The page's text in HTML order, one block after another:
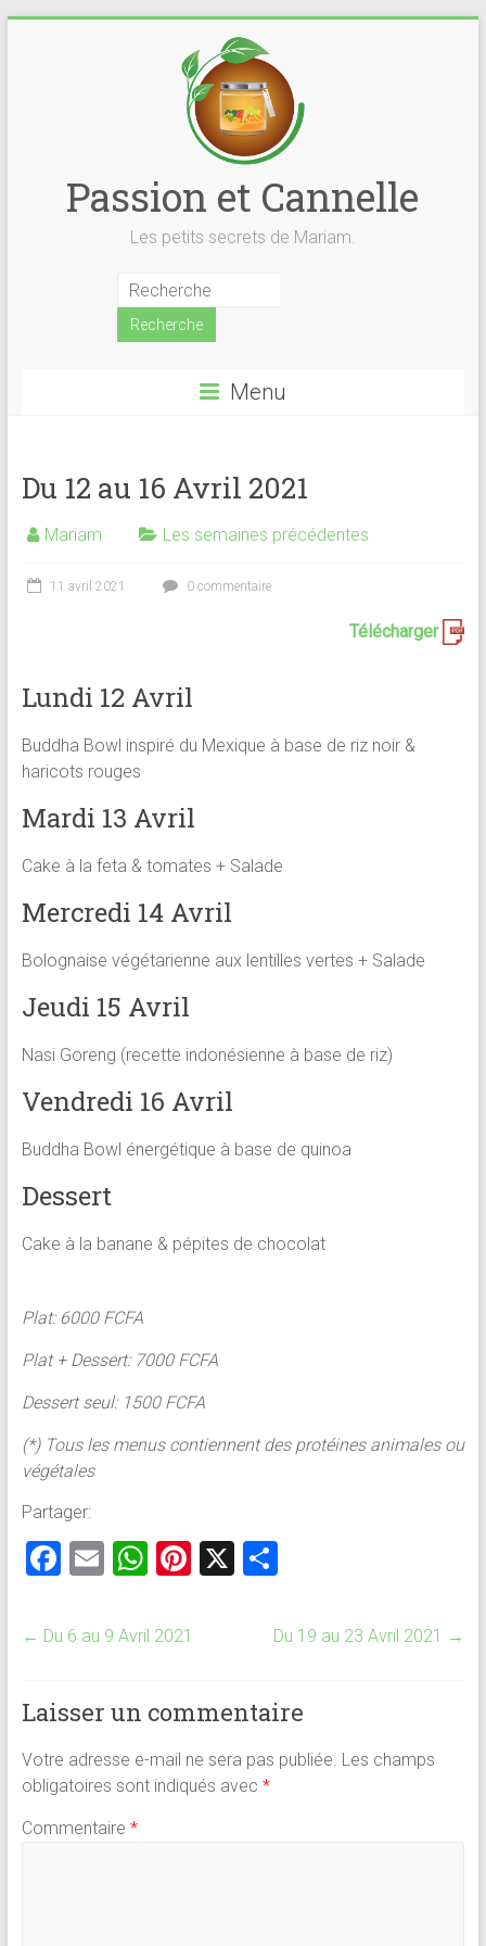
Passion et Cannelle
Les petits secrets de Mariam.
Menu
Du 12 au 16 Avril 2021
Mariam Les semaines précédentes
11 avril 2021 0 commentaire
Télécharger
Lundi 12 Avril
Buddha Bowl inspiré du Mexique à base de riz noir &
haricots rouges
Mardi 13 Avril
Cake à la feta & tomates + Salade
Mercredi 14 Avril
Bolognaise végétarienne aux lentilles vertes + Salade
Jeudi 15 Avril
Nasi Goreng (recette indonésienne à base de riz)
Vendredi 16 Avril
Buddha Bowl énergétique à base de quinoa
Dessert
Cake à la banane & pépites de chocolat
Plat: 6000 FCFA
Plat + Dessert: 7000 FCFA
Dessert seul: 1500 FCFA
(*) Tous les menus contiennent des protéines animales ou
végétales
Partager:
F
ce
o
ok
E
ai
W
at
A
p
p
Pi
t
X P
ta
er
← Du 6 au 9 Avril 2021 Du 19 au 23 Avril 2021 →
Laisser un commentaire
Votre adresse e-mail ne sera pas publiée. Les champs
obligatoires sont indiqués avec *
Commentaire *